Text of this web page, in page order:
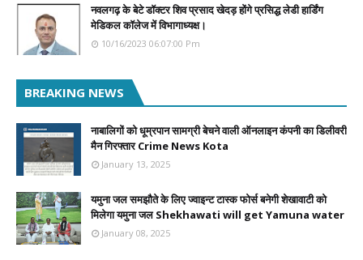
नवलगढ़ के बेटे डॉक्टर शिव प्रसाद खेदड़ होंगे प्रसिद्ध लेडी हार्डिंग
मेडिकल कॉलेज में विभागाध्यक्ष।
10/16/2023 06:07:00 Pm
BREAKING NEWS
नाबालिगों को धूम्रपान सामग्री बेचने वाली ऑनलाइन कंपनी का डिलीवरी
मैन गिरफ्तार Crime News Kota
January 13, 2025
यमुना जल समझौते के लिए ज्वाइन्ट टास्क फोर्स बनेगी शेखावाटी को
मिलेगा यमुना जल Shekhawati will get Yamuna water
January 08, 2025